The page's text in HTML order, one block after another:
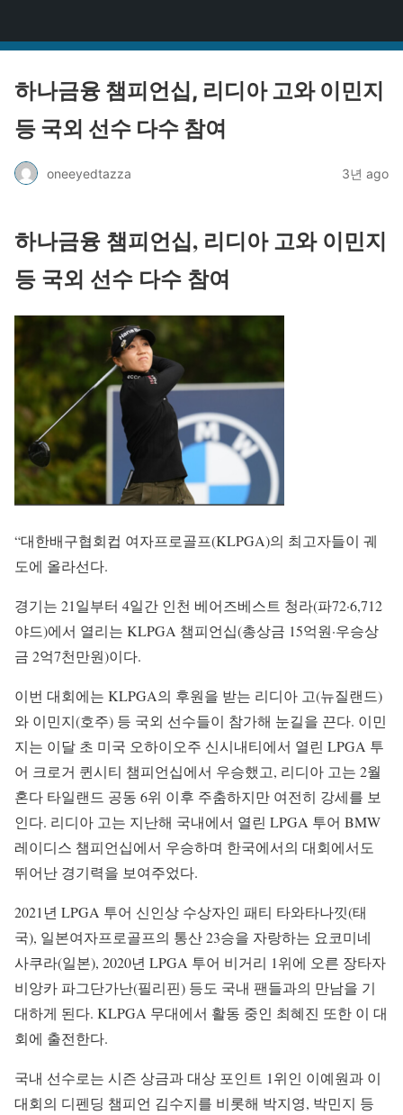
하나금융 챔피언십, 리디아 고와 이민지
등 국외 선수 다수 참여
oneeyedtazza 3년 ago
하나금융 챔피언십, 리디아 고와 이민지
등 국외 선수 다수 참여
“대한배구협회컵 여자프로골프(KLPGA)의 최고자들이 궤
도에 올라선다.
경기는 21일부터 4일간 인천 베어즈베스트 청라(파72·6,712
야드)에서 열리는 KLPGA 챔피언십(총상금 15억원·우승상
금 2억7천만원)이다.
이번 대회에는 KLPGA의 후원을 받는 리디아 고(뉴질랜드)
와 이민지(호주) 등 국외 선수들이 참가해 눈길을 끈다. 이민
지는 이달 초 미국 오하이오주 신시내티에서 열린 LPGA 투
어 크로거 퀸시티 챔피언십에서 우승했고, 리디아 고는 2월
혼다 타일랜드 공동 6위 이후 주춤하지만 여전히 강세를 보
인다. 리디아 고는 지난해 국내에서 열린 LPGA 투어 BMW
레이디스 챔피언십에서 우승하며 한국에서의 대회에서도
뛰어난 경기력을 보여주었다.
2021년 LPGA 투어 신인상 수상자인 패티 타와타나낏(태
국), 일본여자프로골프의 통산 23승을 자랑하는 요코미네
사쿠라(일본), 2020년 LPGA 투어 비거리 1위에 오른 장타자
비앙카 파그단가난(필리핀) 등도 국내 팬들과의 만남을 기
대하게 된다. KLPGA 무대에서 활동 중인 최혜진 또한 이 대
회에 출전한다.
국내 선수로는 시즌 상금과 대상 포인트 1위인 이예원과 이
대회의 디펜딩 챔피언 김수지를 비롯해 박지영, 박민지 등